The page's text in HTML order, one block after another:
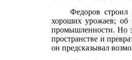
Федоров строил
хороших урожаев; об
промышленности. Но
пространстве и
он предсказывал